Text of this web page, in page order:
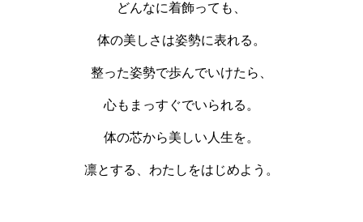
どんなに着飾っても、
体の美しさは姿勢に表れる。
整った姿勢で歩んでいけたら、
心もまっすぐでいられる。
体の芯から美しい人生を。
凛とする、わたしをはじめよう。